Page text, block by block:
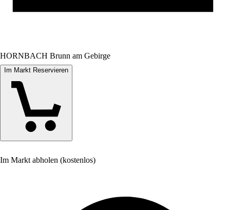
HORNBACH Brunn am Gebirge
Im Markt Reservieren
Im Markt abholen (kostenlos)